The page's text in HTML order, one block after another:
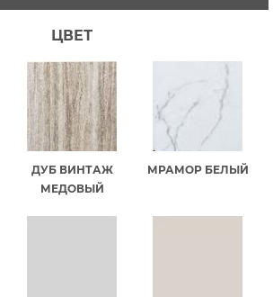
ЦВЕТ
ДУБ ВИНТАЖ
МЕДОВЫЙ
МРАМОР БЕЛЫЙ